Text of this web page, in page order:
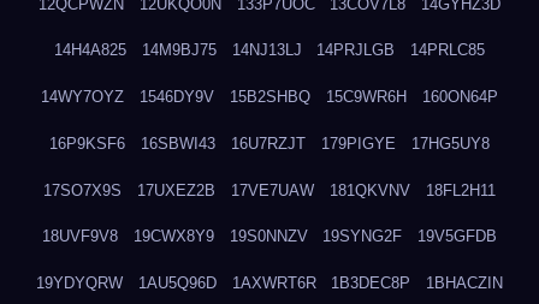
12QCPWZN 12UKQO0N 133P7UOC 13COV7L8 14GYHZ3D
14H4A825 14M9BJ75 14NJ13LJ 14PRJLGB 14PRLC85
14WY7OYZ 1546DY9V 15B2SHBQ 15C9WR6H 160ON64P
16P9KSF6 16SBWI43 16U7RZJT 179PIGYE 17HG5UY8
17SO7X9S 17UXEZ2B 17VE7UAW 181QKVNV 18FL2H11
18UVF9V8 19CWX8Y9 19S0NNZV 19SYNG2F 19V5GFDB
19YDYQRW 1AU5Q96D 1AXWRT6R 1B3DEC8P 1BHACZIN